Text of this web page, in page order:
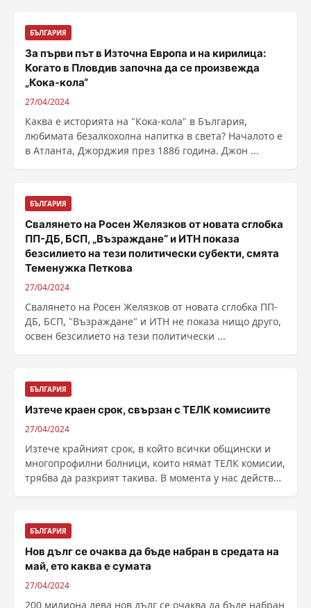
БЪЛГАРИЯ
За първи път в Източна Европа и на кирилица:
Когато в Пловдив започна да се произвежда
„Кока-кола“
27/04/2024
Каква е историята на "Кока-кола" в България,
любимата безалкохолна напитка в света? Началото е
в Атланта, Джорджия през 1886 година. Джон ...
БЪЛГАРИЯ
Свалянето на Росен Желязков от новата сглобка
ПП-ДБ, БСП, „Възраждане“ и ИТН показа
безсилието на тези политически субекти, смята
Теменужка Петкова
27/04/2024
Свалянето на Росен Желязков от новата сглобка ПП-
ДБ, БСП, "Възраждане" и ИТН не показа нищо друго,
освен безсилието на тези политически ...
БЪЛГАРИЯ
Изтече краен срок, свързан с ТЕЛК комисиите
27/04/2024
Изтече крайният срок, в който всички общински и
многопрофилни болници, които нямат ТЕЛК комисии,
трябва да разкрият такива. В момента у нас действат
БЪЛГАРИЯ
Нов дълг се очаква да бъде набран в средата на
май, ето каква е сумата
27/04/2024
200 милиона лева нов дълг се очаква да бъде набран